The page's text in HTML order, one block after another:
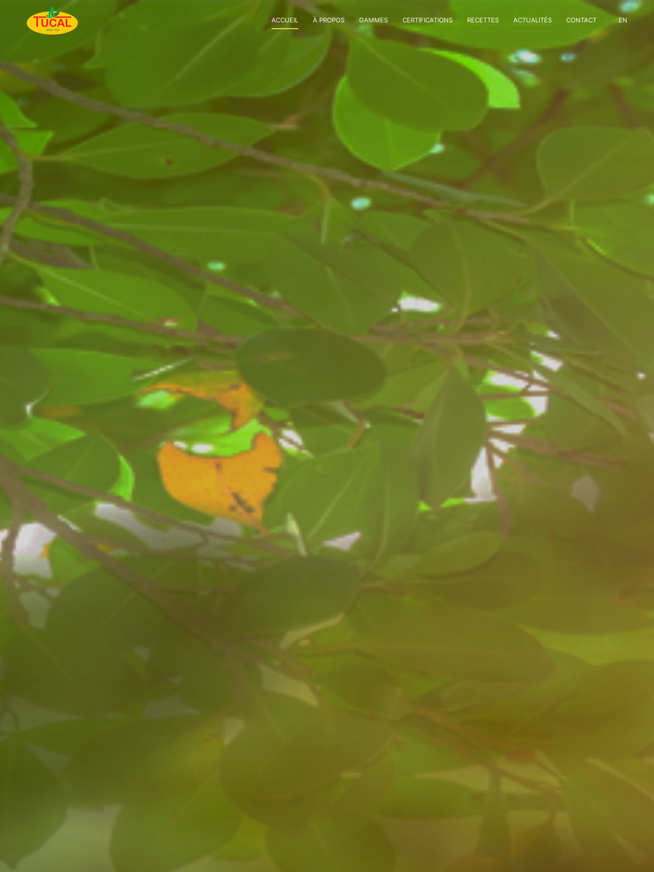
ACCUEIL À PROPOS GAMMES CERTIFICATIONS RECETTES ACTUALITÉS CONTACT EN